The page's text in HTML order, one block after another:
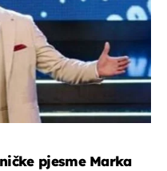
pjesme Marka